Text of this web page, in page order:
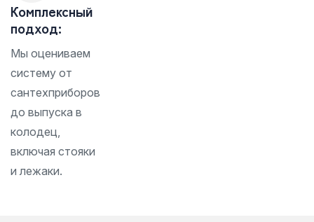
Комплексный
подход:
Мы оцениваем
систему от
сантехприборов
до выпуска в
колодец,
включая стояки
и лежаки.